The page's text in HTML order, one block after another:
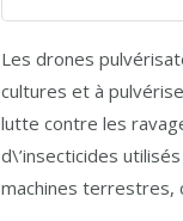
Pour les
Les drones
cultures et à
lutte contre les
d\’insecticides
machines terrestres,